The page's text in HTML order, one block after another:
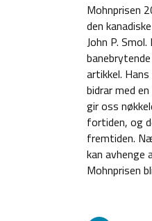
Mohnprisen
den
John P.
artikkel.
bidrar med
gir oss
fortiden, og
fremtiden.
kan avhenge
Mohnprisen